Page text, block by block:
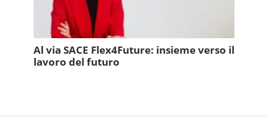
Al via SACE Flex4Future: insieme verso il
lavoro del futuro